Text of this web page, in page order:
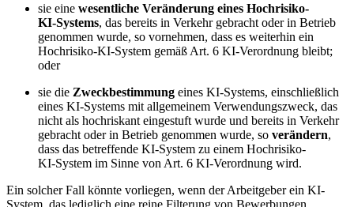
sie eine wesentliche Veränderung eines Hochrisiko-
KI‑Systems, das bereits in Verkehr gebracht oder in Betrieb
genommen wurde, so vornehmen, dass es weiterhin ein
Hochrisiko-KI‑System gemäß Art. 6 KI-Verordnung bleibt;
oder
sie die Zweckbestimmung eines KI‑Systems, einschließlich
eines KI‑Systems mit allgemeinem Verwendungszweck, das
nicht als hochriskant eingestuft wurde und bereits in Verkehr
gebracht oder in Betrieb genommen wurde, so verändern,
dass das betreffende KI‑System zu einem Hochrisiko-
KI‑System im Sinne von Art. 6 KI-Verordnung wird.
Ein solcher Fall könnte vorliegen, wenn der Arbeitgeber ein KI-
System, das lediglich eine reine Filterung von Bewerbungen